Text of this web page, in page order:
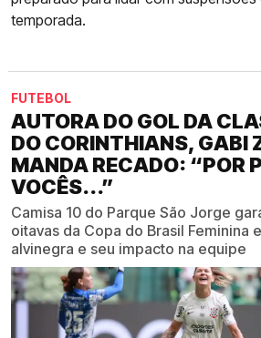
temporada.
FUTEBOL
AUTORA DO GOL DA
DO CORINTHIANS, GABI
MANDA RECADO: “POR
VOCÊS...”
Camisa 10 do Parque São Jorge
oitavas da Copa do Brasil Feminina
alvinegra e seu impacto na equipe